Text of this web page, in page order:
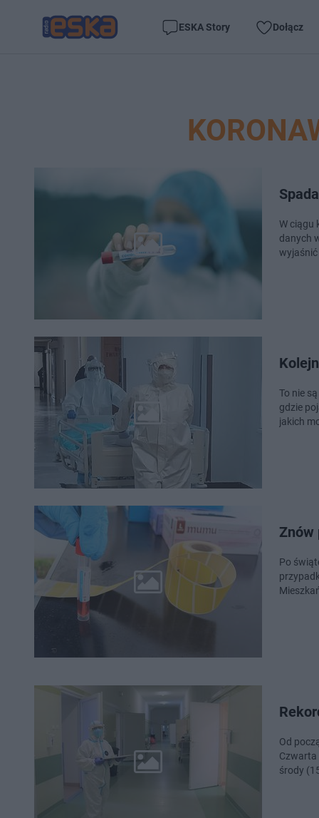
ESKA Story Dołącz
W ciągu
danych
wyjaśnić
To nie
gdzie
jakich
Znów
Po
Od
Czwarta
środy